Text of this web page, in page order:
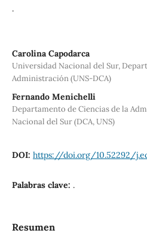
.
Carolina Capodarca
Universidad Nacional del Sur,
Administración (UNS-DCA)
Fernando Menichelli
Departamento de Ciencias de la
Nacional del Sur (DCA, UNS)
DOI: https://doi.org/10.52292/
Palabras clave: .
Resumen